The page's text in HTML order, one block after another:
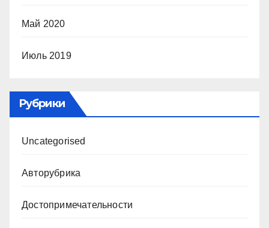
Май 2020
Июль 2019
Рубрики
Uncategorised
Авторубрика
Достопримечательности